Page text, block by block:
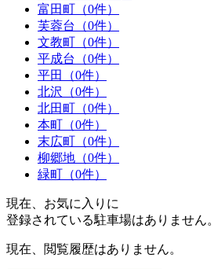
富田町（0件）
芙蓉台（0件）
文教町（0件）
平成台（0件）
平田（0件）
北沢（0件）
北田町（0件）
本町（0件）
末広町（0件）
柳郷地（0件）
緑町（0件）
現在、お気に入りに
登録されている駐車場はありません。
現在、閲覧履歴はありません。